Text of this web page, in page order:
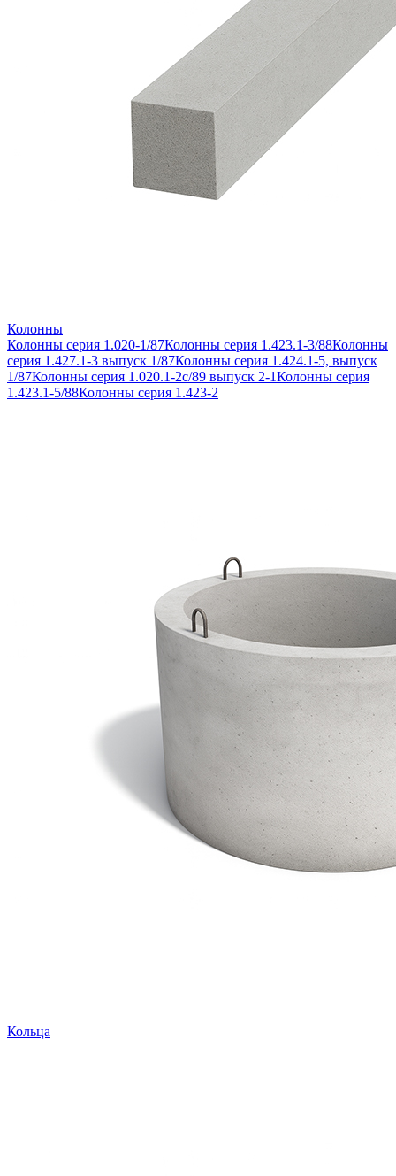
Колонны
Колонны серия 1.020-1/87Колонны серия 1.423.1-3/88Колонны
серия 1.427.1-3 выпуск 1/87Колонны серия 1.424.1-5, выпуск
1/87Колонны серия 1.020.1-2с/89 выпуск 2-1Колонны серия
1.423.1-5/88Колонны серия 1.423-2
Кольца